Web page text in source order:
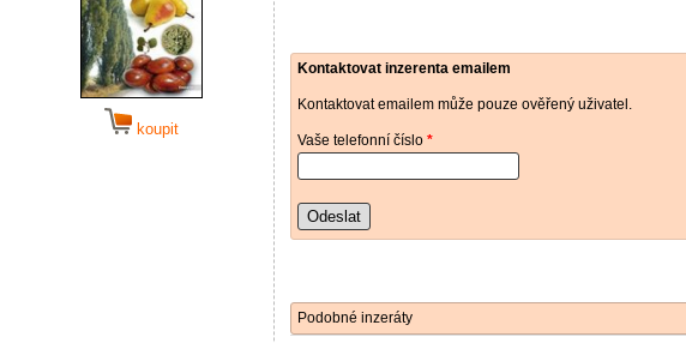
koupit
Kontaktovat inzerenta emailem
Kontaktovat emailem může pouze ověřený uživatel.
Vaše telefonní číslo *
Odeslat
Podobné inzeráty